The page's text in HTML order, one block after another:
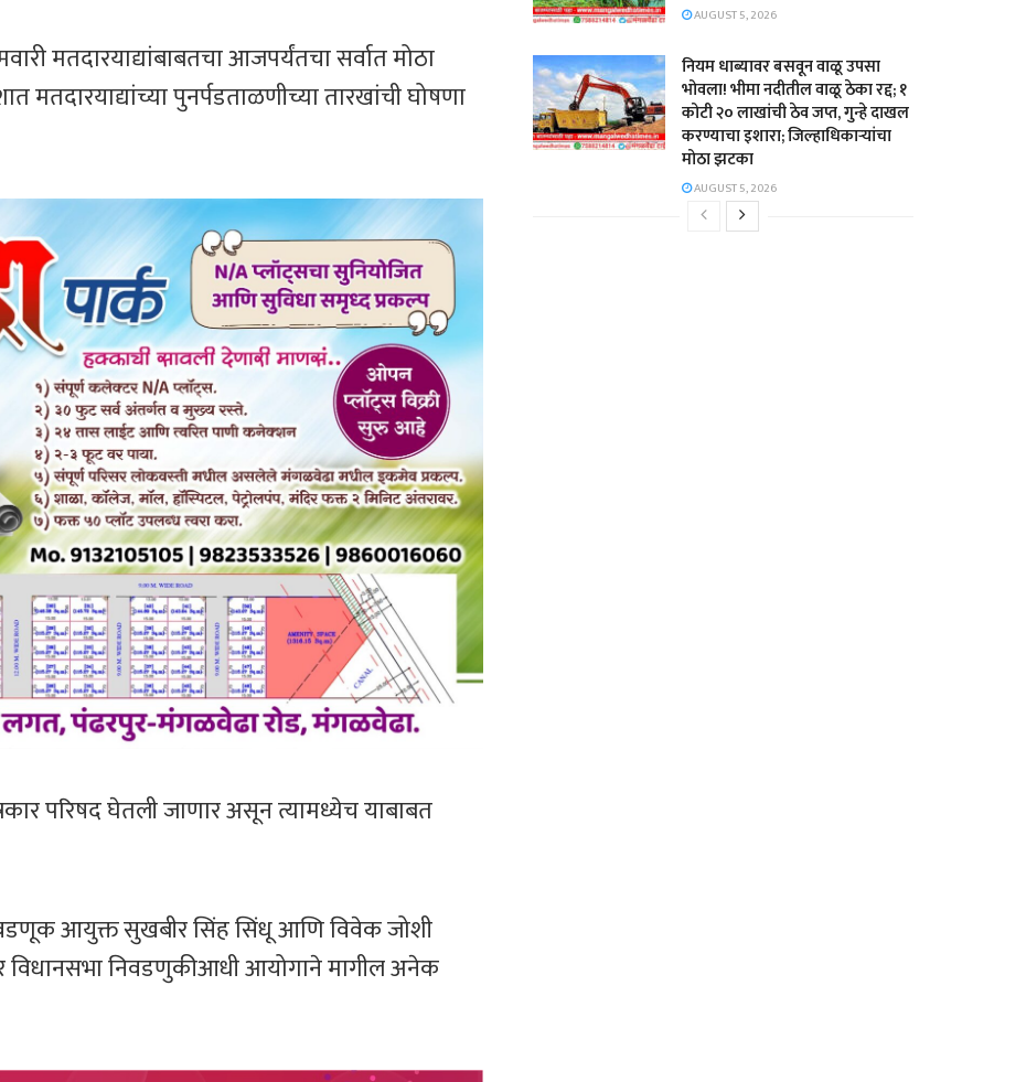
मतदारयाद्यांबाबतचा आजपर्यंतचा सर्वात मोठा
मतदारयाद्यांच्या पुनर्पडताळणीच्या तारखांची घोषणा
परिषद घेतली जाणार असून त्यामध्येच याबाबत
आयुक्त सुखबीर सिंह सिंधू आणि विवेक जोशी
विधानसभा निवडणुकीआधी आयोगाने मागील अनेक
AUGUST 5, 2026
नियम धाब्यावर बसवून वाळू उपसा
भोवला! भीमा नदीतील वाळू ठेका रद्द; १
कोटी २० लाखांची ठेव जप्त, गुन्हे दाखल
करण्याचा इशारा; जिल्हाधिकाऱ्यांचा
मोठा झटका
AUGUST 5, 2026